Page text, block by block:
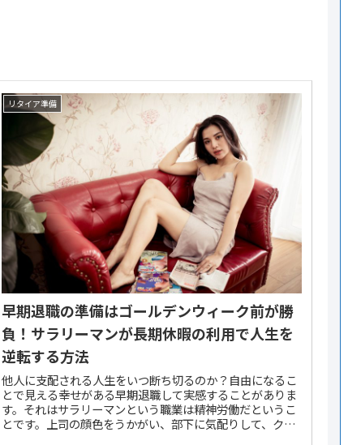
リタイア準備
早期退職の準備はゴールデンウィーク前が勝
負！サラリーマンが長期休暇の利用で人生を
逆転する方法
他人に支配される人生をいつ断ち切るのか？自由になるこ
とで見える幸せがある早期退職して実感することがありま
す。それはサラリーマンという職業は精神労働だというこ
とです。上司の顔色をうかがい、部下に気配りして、クラ